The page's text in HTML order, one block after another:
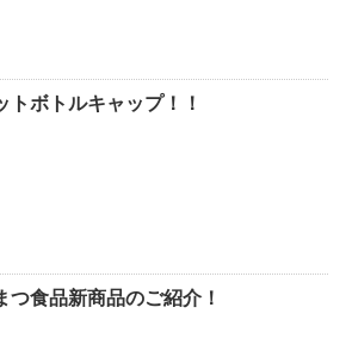
トボトルキャップ！！
つ食品新商品のご紹介！